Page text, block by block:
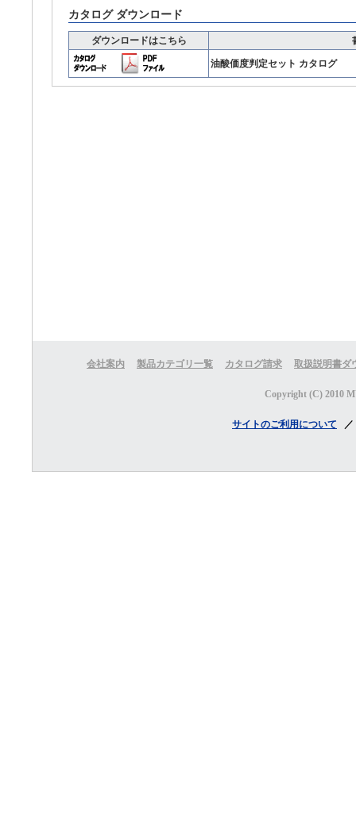
カタログ ダウンロード
ダウンロードはこちら
油酸価度判定セット カタログ
会社案内 製品カテゴリ一覧 カタログ請求 取扱説明書ダ
Copyright (C) 2010
サイトのご利用について